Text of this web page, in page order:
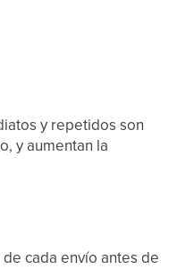
y repetidos son
y aumentan la
cada envío antes de